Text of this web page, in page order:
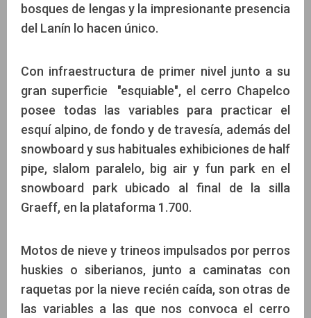
bosques de lengas y la impresionante presencia
del Lanín lo hacen único.
Con infraestructura de primer nivel junto a su
gran superficie "esquiable", el cerro Chapelco
posee todas las variables para practicar el
esquí alpino, de fondo y de travesía, además del
snowboard y sus habituales exhibiciones de half
pipe, slalom paralelo, big air y fun park en el
snowboard park ubicado al final de la silla
Graeff, en la plataforma 1.700.
Motos de nieve y trineos impulsados por perros
huskies o siberianos, junto a caminatas con
raquetas por la nieve recién caída, son otras de
las variables a las que nos convoca el cerro